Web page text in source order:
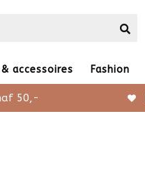
accessoires Fashion
50,-